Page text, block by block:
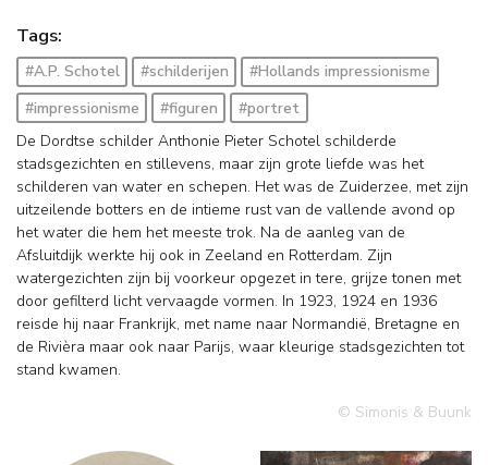
Tags:
#A.P. Schotel #schilderijen
#Hollands impressionisme
#impressionisme
#figuren
#portret
De Dordtse schilder Anthonie Pieter Schotel schilderde
stadsgezichten en stillevens, maar zijn grote liefde was het
schilderen van water en schepen. Het was de Zuiderzee, met zijn
uitzeilende botters en de intieme rust van de vallende avond op
het water die hem het meeste trok. Na de aanleg van de
Afsluitdijk werkte hij ook in Zeeland en Rotterdam. Zijn
watergezichten zijn bij voorkeur opgezet in tere, grijze tonen met
door gefilterd licht vervaagde vormen. In 1923, 1924 en 1936
reisde hij naar Frankrijk, met name naar Normandië, Bretagne en
de Rivièra maar ook naar Parijs, waar kleurige stadsgezichten tot
stand kwamen.
© Simonis & Buunk